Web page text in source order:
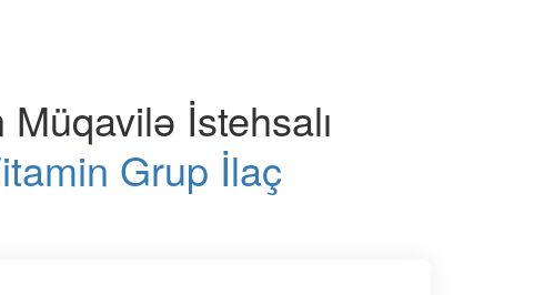
İstehsalı